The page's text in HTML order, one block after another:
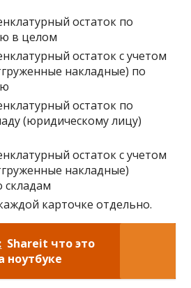
остаток по
в целом
остаток с учетом
накладные) по
остаток по
(юридическому лицу)
остаток с учетом
накладные)
складам
карточке отдельно.
Shareit что это
ноутбуке